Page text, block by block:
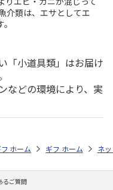
介類は、エサとしてエ
「小道具類」はお届け
などの環境により、実
結婚内祝い 伊藤ハム ハム
い・お返し 結婚内祝い
フト通販 内祝い・お返し
ホーム ギフト通販 内
ホーム ネ
るご質問